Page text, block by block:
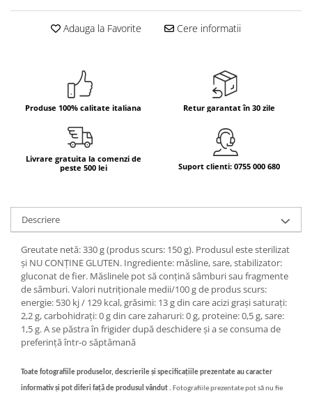
Bere italiana
Sucuri si bauturi racoritoare
Ceai
Panettone cozonac italian,
Pandoro si Balocco
Produse fara gluten
Produse de patiserie
Adauga la Favorite Cere informatii
Produse 100% calitate italiana Retur garantat în 30 zile
Livrare gratuita la comenzi de
peste 500 lei
Suport clienti: 0755 000 680
Descriere
Greutate netă: 330 g (produs scurs: 150 g). Produsul este sterilizat
și NU CONȚINE GLUTEN. Ingrediente: măsline, sare, stabilizator:
gluconat de fier. Măslinele pot să conțină sâmburi sau fragmente
de sâmburi. Valori nutriționale medii/100 g de produs scurs:
energie: 530 kj / 129 kcal, grăsimi: 13 g din care acizi grași saturați:
2,2 g, carbohidrați: 0 g din care zaharuri: 0 g, proteine: 0,5 g, sare:
1,5 g. A se păstra în frigider după deschidere și a se consuma de
preferință într-o săptâmană
Toate fotografiile produselor, descrierile și specificațiile prezentate au caracter
informativ și pot diferi față de produsul vândut . Fotografiile prezentate pot să nu fie